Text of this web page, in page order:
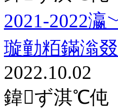
2021-2022
璇勭粨鏋滃
2022.10.02
鍏ず淇℃伅